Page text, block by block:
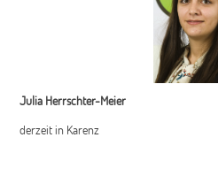
Julia Herrschter-Meier
derzeit in Karenz